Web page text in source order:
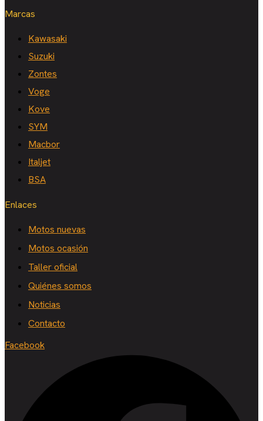
Marcas
Kawasaki
Suzuki
Zontes
Voge
Kove
SYM
Macbor
Italjet
BSA
Enlaces
Motos nuevas
Motos ocasión
Taller oficial
Quiénes somos
Noticias
Contacto
Facebook